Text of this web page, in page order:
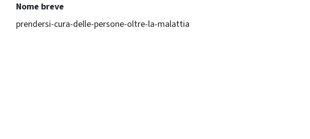
Nome breve
prendersi-cura-delle-persone-oltre-la-malattia